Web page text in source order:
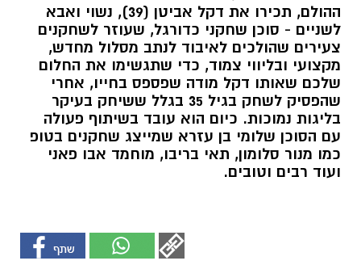
ההולם, תכירו את דקל אביטן (39), נשוי ואבא
לשניים - סוכן שחקני כדורגל, שעוזר לשחקנים
צעירים שהולכים לאיבוד לנתב מסלול מחדש,
מקצועי ובליווי צמוד, כדי שתגשימו את החלום
שלכם שאותו דקל מודה שפספס בחייו, אחרי
שהפסיק לשחק בגיל 35 בגלל ששיחק בעיקר
בליגות נמוכות. כיום הוא עובד בשיתוף פעולה
עם הסוכן שלומי בן עזרא שמייצג שחקנים בטופ
כמו מנור סלומון, תאי בריבו, מוחמד אבו פאני
ועוד רבים וטובים.